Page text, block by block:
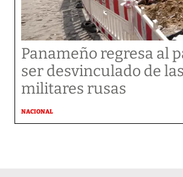
Panameño regresa al
ser desvinculado de
militares rusas
NACIONAL